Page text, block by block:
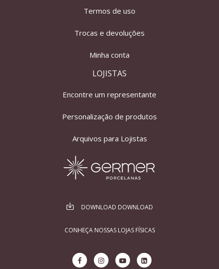
Termos de uso
Trocas e devoluções
Minha conta
LOJISTAS
Encontre um representante
Personalização de produtos
Arquivos para Lojistas
DOWNLOAD DOWNLOAD
CONHEÇA NOSSAS LOJAS FÍSICAS